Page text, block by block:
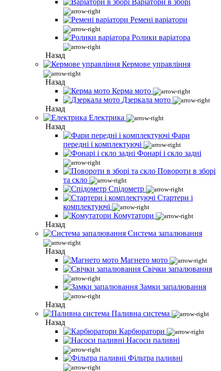
Варіатори в зборі
Ремені варіатори
Ролики варіатора
Назад
Кермове управління
Назад
Керма мото
Дзеркала мото
Назад
Електрика
Назад
Фари
передні і комплектуючі
Фонарі і скло задні
Повороти в зборі
та скло
Спідометр
Стартери і
комплектуючі
Комутатори
Назад
Система запалювання
Назад
Магнето мото
Свічки запалювання
Замки запалювання
Назад
Паливна система
Назад
Карбюратори
Насоси паливні
Фільтра паливні